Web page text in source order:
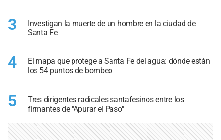
3
Investigan la muerte de un hombre en la ciudad de
Santa Fe
4
El mapa que protege a Santa Fe del agua: dónde están
los 54 puntos de bombeo
5
Tres dirigentes radicales santafesinos entre los
firmantes de "Apurar el Paso"